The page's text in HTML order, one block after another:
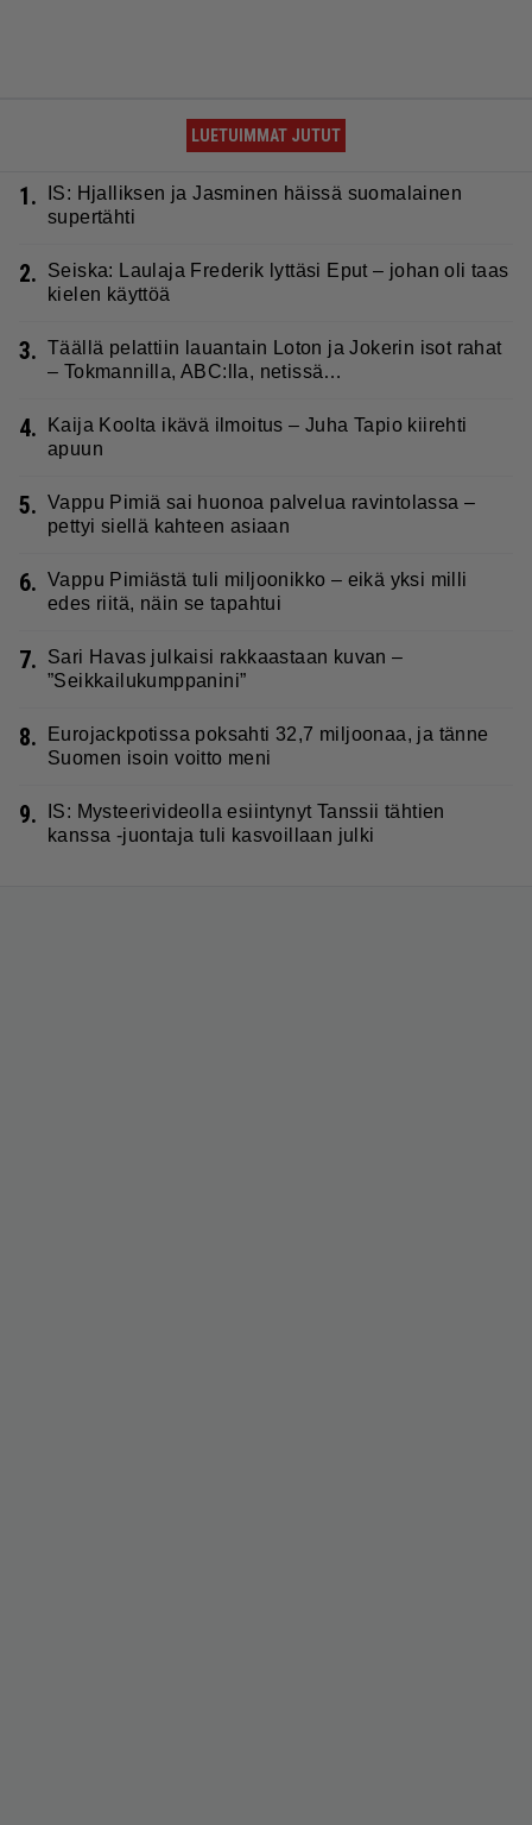
LUETUIMMAT JUTUT
1.
IS: Hjalliksen ja Jasminen häissä suomalainen
supertähti
2.
Seiska: Laulaja Frederik lyttäsi Eput – johan oli taas
kielen käyttöä
3. Täällä pelattiin lauantain Loton ja Jokerin isot rahat
– Tokmannilla, ABC:lla, netissä…
4.
Kaija Koolta ikävä ilmoitus – Juha Tapio kiirehti
apuun
5. Vappu Pimiä sai huonoa palvelua ravintolassa –
pettyi siellä kahteen asiaan
6. Vappu Pimiästä tuli miljoonikko – eikä yksi milli
edes riitä, näin se tapahtui
7.
Sari Havas julkaisi rakkaastaan kuvan –
”Seikkailukumppanini”
8.
Eurojackpotissa poksahti 32,7 miljoonaa, ja tänne
Suomen isoin voitto meni
9.
IS: Mysteerivideolla esiintynyt Tanssii tähtien
kanssa -juontaja tuli kasvoillaan julki